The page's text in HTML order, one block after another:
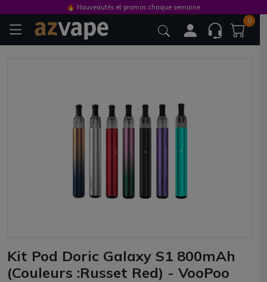
0
Kit Pod Doric Galaxy S1 800mAh
(Couleurs :Russet Red) - VooPoo
🔥 Nouveautés et promos chaque semaine